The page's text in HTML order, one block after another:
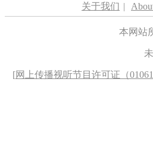
关于我们 |
本网站
[网上传播视听节目许可证（